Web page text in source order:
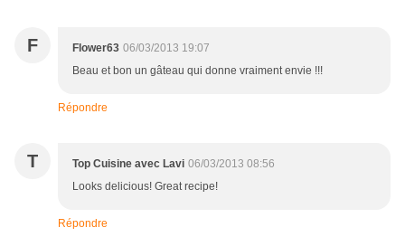
F Flower63 06/03/2013 19:07
Beau et bon un gâteau qui donne vraiment envie !!!
Répondre
T Top Cuisine avec Lavi 06/03/2013 08:56
Looks delicious! Great recipe!
Répondre